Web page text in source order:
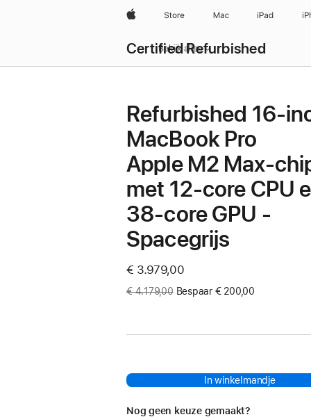
AppleStore Mac iPad
Certified Refurbished
Bekijk alles
Refurbished 16-
MacBook Pro
Apple M2 Max-
met 12‑core CPU
38‑core GPU -
Spacegrijs
Now
€ 3.979,00
Was
€ 4.179,00 Bespaar € 200,00
In winkelmandje
Nog geen keuze gemaakt?